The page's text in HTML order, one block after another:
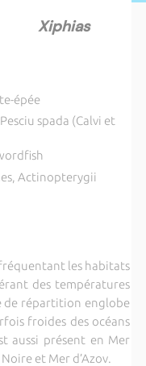
Xiphias
épée
spada (Calvi et
Actinopterygii
les habitats
des températures
de répartition englobe
froides des océans
aussi présent en Mer
et Mer d’Azov.